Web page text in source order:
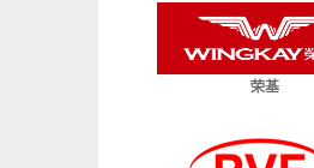
荣基